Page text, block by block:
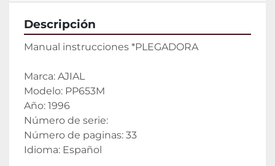
Descripción
Manual instrucciones *PLEGADORA
Marca: AJIAL
Modelo: PP653M
Año: 1996
Número de serie:
Número de paginas: 33
Idioma: Español